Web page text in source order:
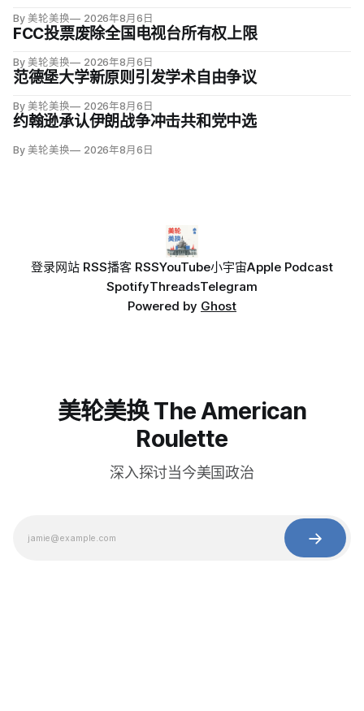
By 美轮美换 2026年8月6日
FCC投票废除全国电视台所有权上限
By 美轮美换 2026年8月6日
范德堡大学新原则引发学术自由争议
By 美轮美换 2026年8月6日
约翰逊承认伊朗战争冲击共和党中选
By 美轮美换 2026年8月6日
登录网站 RSS播客 RSSYouTube小宇宙Apple Podcast
SpotifyThreadsTelegram
Powered by Ghost
美轮美换 The American
Roulette
深入探讨当今美国政治